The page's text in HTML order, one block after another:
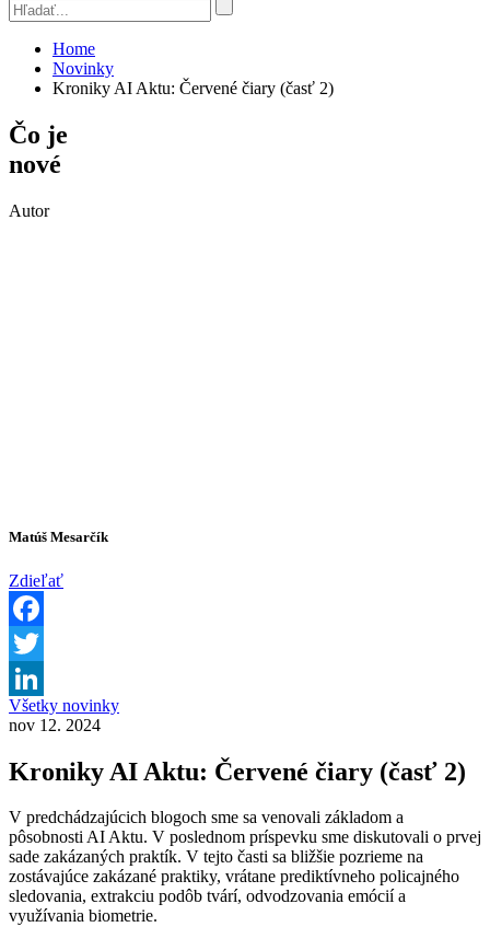
Home
Novinky
Kroniky AI Aktu: Červené čiary (časť 2)
Čo je
nové
Autor
Matúš Mesarčík
Zdieľať
Facebook
Twitter
LinkedIn
Všetky novinky
nov 12. 2024
Kroniky AI Aktu: Červené čiary (časť 2)
V predchádzajúcich blogoch sme sa venovali základom a
pôsobnosti AI Aktu. V poslednom príspevku sme diskutovali o prvej
sade zakázaných praktík. V tejto časti sa bližšie pozrieme na
zostávajúce zakázané praktiky, vrátane prediktívneho policajného
sledovania, extrakciu podôb tvárí, odvodzovania emócií a
využívania biometrie.